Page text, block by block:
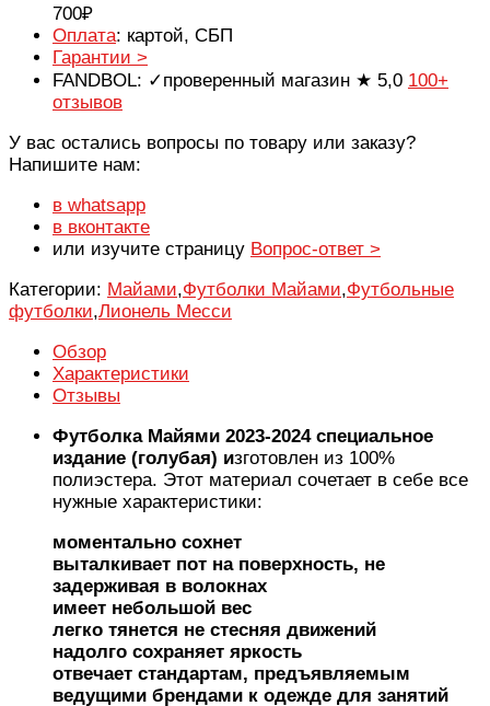
700₽
Оплата: картой, СБП
Гарантии >
FANDBOL: ✓проверенный магазин ★ 5,0 100+
отзывов
У вас остались вопросы по товару или заказу?
Напишите нам:
в whatsapp
в вконтакте
или изучите страницу Вопрос-ответ >
Категории: Майами,Футболки Майами,Футбольные
футболки,Лионель Месси
Обзор
Характеристики
Отзывы
Футболка Майями 2023-2024 специальное
издание (голубая) изготовлен из 100%
полиэстера. Этот материал сочетает в себе все
нужные характеристики:
моментально сохнет
выталкивает пот на поверхность, не
задерживая в волокнах
имеет небольшой вес
легко тянется не стесняя движений
надолго сохраняет яркость
отвечает стандартам, предъявляемым
ведущими брендами к одежде для занятий